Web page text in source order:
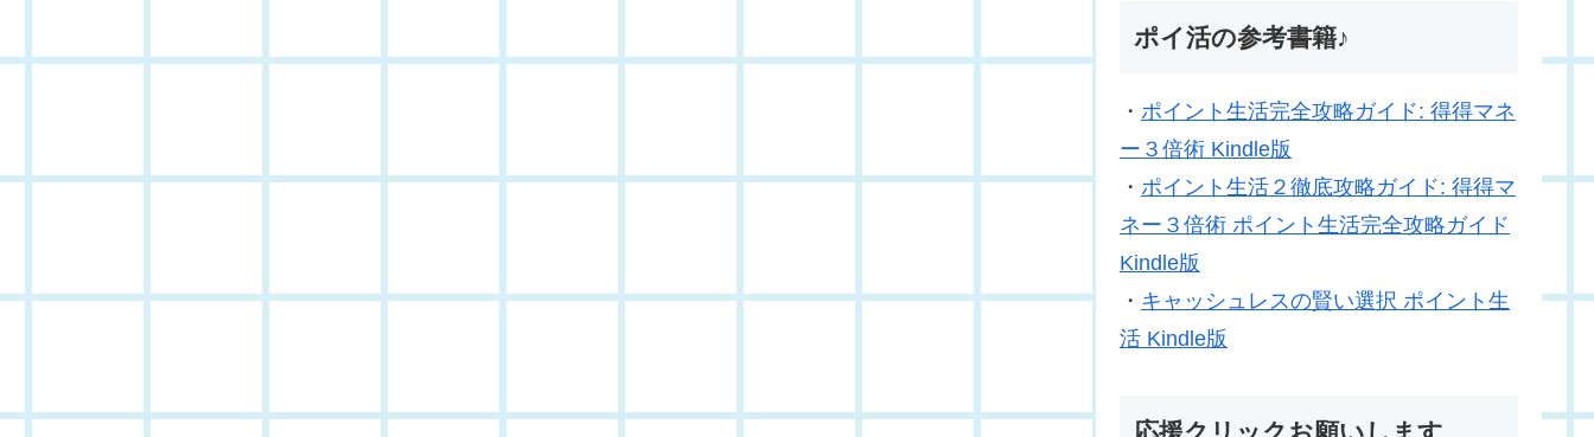
ポイ活の参考書籍♪
・ ポイント生活完全攻略ガイド: 得得マネ
ー３倍術 Kindle版
・ ポイント生活２徹底攻略ガイド: 得得マ
ネー３倍術 ポイント生活完全攻略ガイド
Kindle版
・ キャッシュレスの賢い選択 ポイント生
活 Kindle版